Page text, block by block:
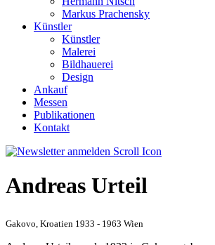
Markus Prachensky
Künstler
Künstler
Malerei
Bildhauerei
Design
Ankauf
Messen
Publikationen
Kontakt
Andreas Urteil
Gakovo, Kroatien 1933 - 1963 Wien